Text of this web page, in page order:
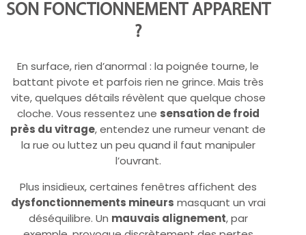
SON FONCTIONNEMENT APPARENT
?
En surface, rien d’anormal : la poignée tourne, le
battant pivote et parfois rien ne grince. Mais très
vite, quelques détails révèlent que quelque chose
cloche. Vous ressentez une sensation de froid
près du vitrage, entendez une rumeur venant de
la rue ou luttez un peu quand il faut manipuler
l’ouvrant.
Plus insidieux, certaines fenêtres affichent des
dysfonctionnements mineurs masquant un vrai
déséquilibre. Un mauvais alignement, par